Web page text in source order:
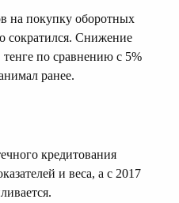
на покупку оборотных
сократился. Снижение
по сравнению с 5%
ранее.
кредитования
и веса, а с 2017